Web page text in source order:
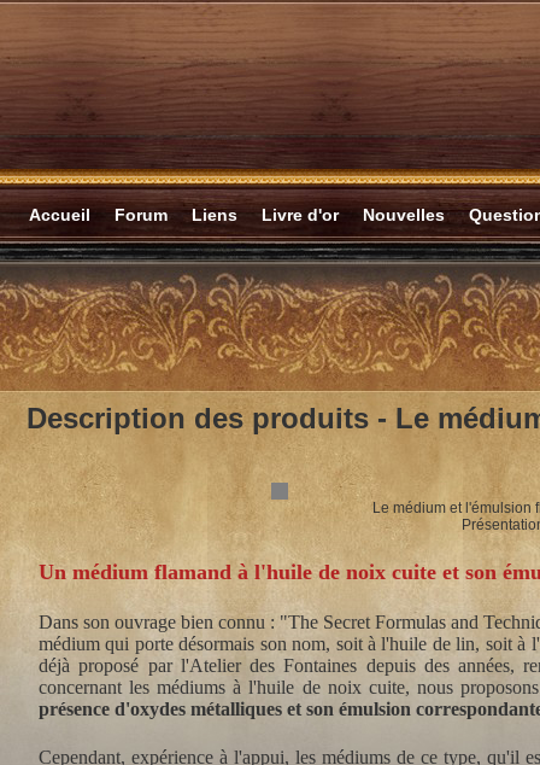
Accueil Forum Liens Livre d'or Nouvelles
Description des produits - Le
Le médium et l'émulsion
Un médium flamand à l'huile de noix cuite et son
Dans son ouvrage bien connu : "The Secret Formulas and
médium qui porte désormais son nom, soit à l'huile de lin, soit
déjà proposé par l'Atelier des Fontaines depuis des années,
concernant les médiums à l'huile de noix cuite, nous
présence d'oxydes métalliques et son émulsion
Cependant, expérience à l'appui, les médiums de ce type, qu'il